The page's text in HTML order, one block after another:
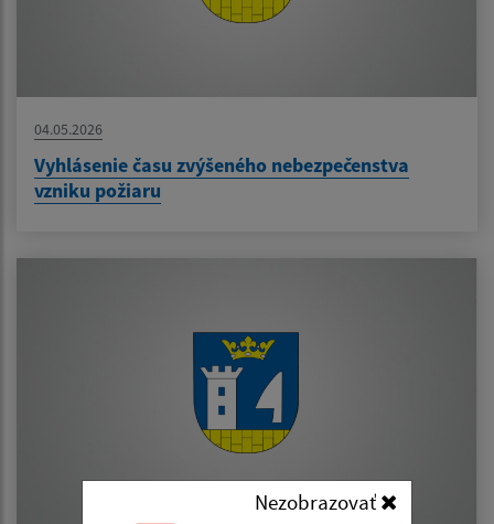
Nezobrazovať
04.05.2026
Vyhlásenie času zvýšeného nebezpečenstva
vzniku požiaru